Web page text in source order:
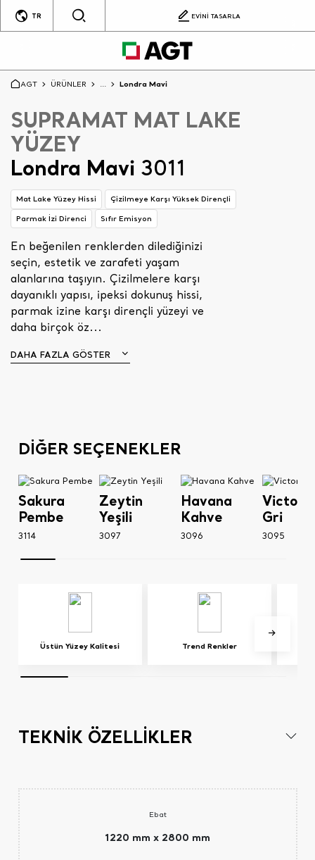
TR EVİNİ TASARLA
AGT ÜRÜNLER ... Londra Mavi
SUPRAMAT MAT LAKE
YÜZEY
Londra Mavi 3011
Mat Lake Yüzey Hissi
Çizilmeye Karşı Yüksek Dirençli
Parmak İzi Direnci
Sıfır Emisyon
En beğenilen renklerden dilediğinizi
seçin, estetik ve zarafeti yaşam
alanlarına taşıyın. Çizilmelere karşı
dayanıklı yapısı, ipeksi dokunuş hissi,
parmak izine karşı dirençli yüzeyi ve
daha birçok öz...
DAHA FAZLA GÖSTER
DİĞER SEÇENEKLER
Sakura
Pembe
3114
Zeytin
Yeşili
3097
Havana
Kahve
3096
Victoria
Gri
3095
Üstün Yüzey Kalitesi Trend Renkler
TEKNİK ÖZELLİKLER
Ebat
1220 mm x 2800 mm